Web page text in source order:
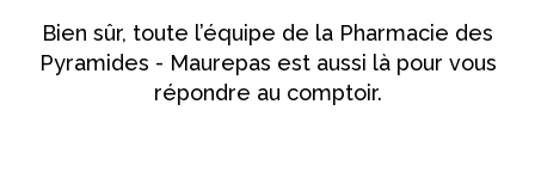
Bien sûr, toute l’équipe de la Pharmacie des
Pyramides - Maurepas est aussi là pour vous
répondre au comptoir.